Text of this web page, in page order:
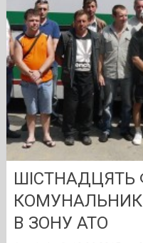
ШІСТНАДЦЯТЬ
В ЗОНУ АТО